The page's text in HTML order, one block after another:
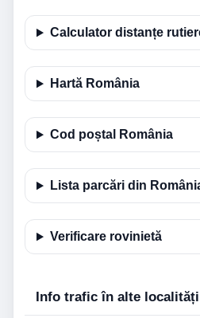
Calculator distanțe
Hartă România
Cod poștal România
Lista parcări din
Verificare rovinietă
Info trafic în alte